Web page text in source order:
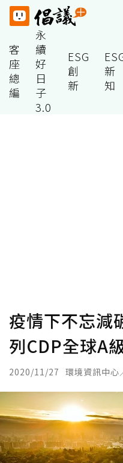
客
座
總
編
永
續
好
日
子
3.0
ESG
創
新
新
知
疫情下不忘減
列CDP全球A
2020/11/27 環境資訊中心